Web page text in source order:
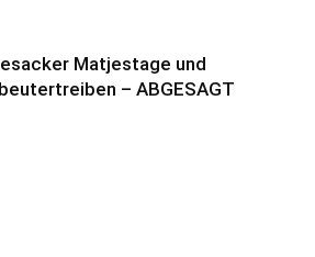
Matjestage und
– ABGESAGT